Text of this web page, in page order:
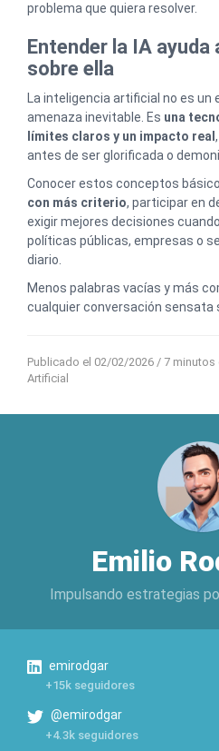
problema que quiera resolver.
Entender la IA
sobre ella
La inteligencia artificial no es un
amenaza inevitable. Es una
límites claros y un impacto real
antes de ser glorificada o
Conocer estos conceptos
con más criterio, participar en
exigir mejores decisiones
políticas públicas, empresas o
diario.
Menos palabras vacías y más
cualquier conversación sensata
Publicado el 02/02/2026 / 7 minutos
Artificial
Emilio
Impulsando estrategias
emirodgar
+15k seguidores
@emirodgar
+4.3k seguidores